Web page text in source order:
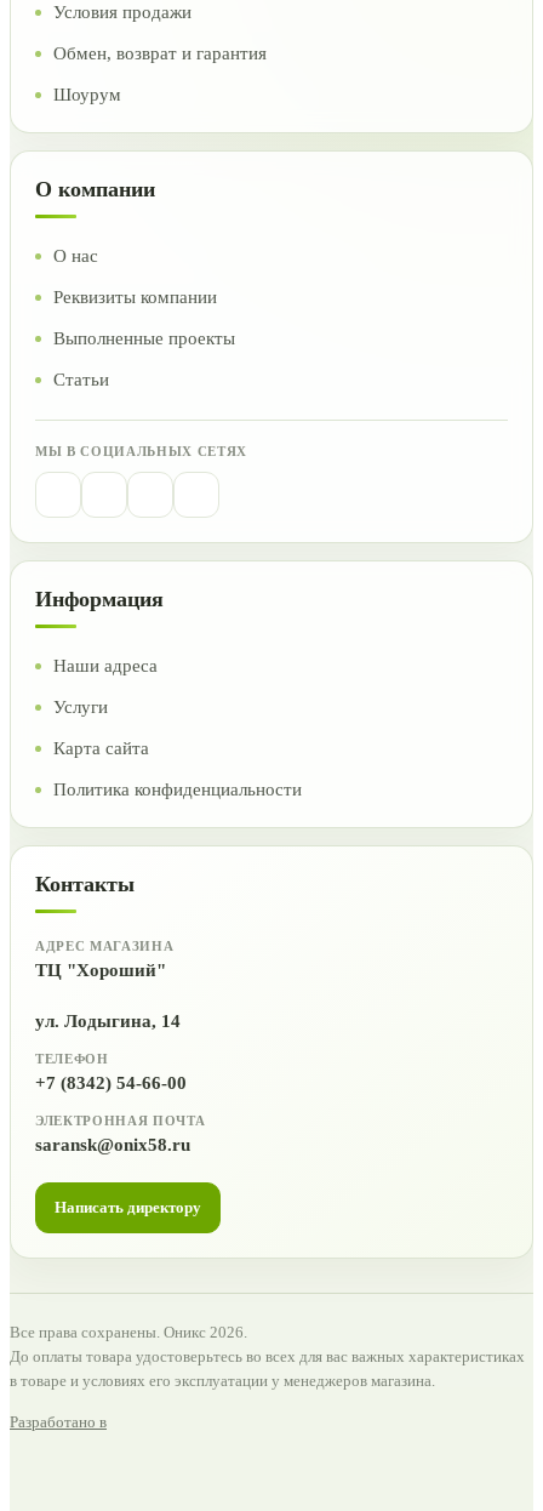
Условия продажи
Обмен, возврат и гарантия
Шоурум
О компании
О нас
Реквизиты компании
Выполненные проекты
Статьи
МЫ В СОЦИАЛЬНЫХ СЕТЯХ
Информация
Наши адреса
Услуги
Карта сайта
Политика конфиденциальности
Контакты
АДРЕС МАГАЗИНА
ТЦ "Хороший"
ул. Лодыгина, 14
ТЕЛЕФОН
+7 (8342) 54-66-00
ЭЛЕКТРОННАЯ ПОЧТА
saransk@onix58.ru
Написать директору
Все права сохранены. Оникс 2026.
До оплаты товара удостоверьтесь во всех для вас важных характеристиках
в товаре и условиях его эксплуатации у менеджеров магазина.
Разработано в